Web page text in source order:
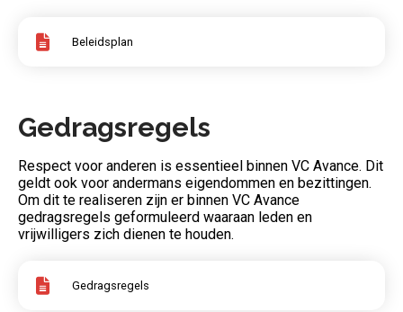
Beleidsplan
Gedragsregels
Respect voor anderen is essentieel binnen VC Avance. Dit
geldt ook voor andermans eigendommen en bezittingen.
Om dit te realiseren zijn er binnen VC Avance
gedragsregels geformuleerd waaraan leden en
vrijwilligers zich dienen te houden.
Gedragsregels